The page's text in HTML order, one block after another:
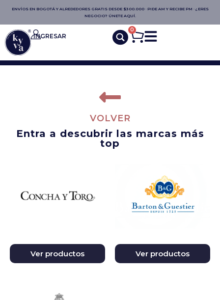
ENVÍOS EN BOGOTÁ Y ALREDEDORES GRATIS DESDE $300.000 · PIDE AM Y RECIBE PM · ¿ERES
NEGOCIO? ÚNETE AQUÍ.
INGRESAR
0
VOLVER
Entra a descubrir las marcas más
top
Ver productos Ver productos